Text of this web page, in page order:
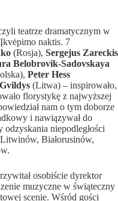
teatrze dramatycznym w
naktis. 7
(Rosja), Sergejus Zareckis
Belobrovik-Sadovskaya
Peter Hess
(Litwa) – inspirowało,
florystykę z najwyższej
nam o tym doborze
i nawiązywał do
niepodległości
Białorusinów,
osobiście dyrektor
muzyczne w świąteczny
scenie. Wśród gości